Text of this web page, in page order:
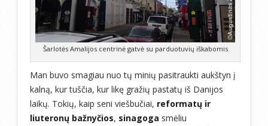
Šarlotės Amalijos centrinė gatvė su parduotuvių iškabomis
Man buvo smagiau nuo tų minių pasitraukti aukštyn į
kalną, kur tuščia, kur likę gražių pastatų iš Danijos
laikų. Tokių, kaip seni viešbučiai, reformatų ir
liuteronų bažnyčios, sinagoga smėliu